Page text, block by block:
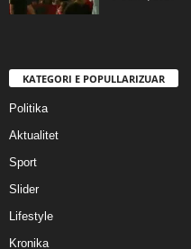
KATEGORI E POPULLARIZUAR
Politika
Aktualitet
Sport
Slider
Lifestyle
Kronika